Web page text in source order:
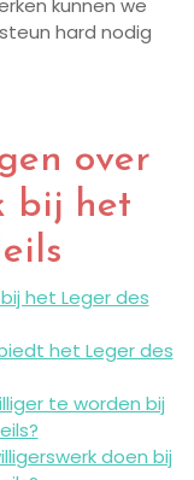
hard nodig
over
bij het
het Leger des
het Leger des
te worden bij
doen bij